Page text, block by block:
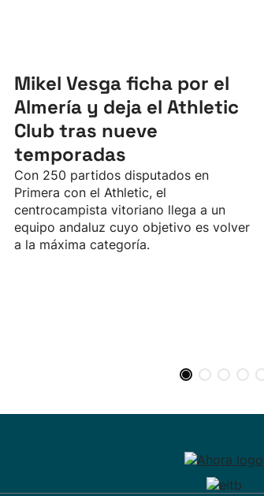
Mikel Vesga ficha por el
Almería y deja el Athletic
Club tras nueve
temporadas
Con 250 partidos disputados en
Primera con el Athletic, el
centrocampista vitoriano llega a un
equipo andaluz cuyo objetivo es volver
a la máxima categoría.